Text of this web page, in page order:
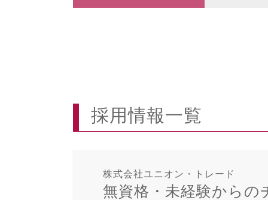
採用情報一覧
株式会社ユニオン・トレード
無資格・未経験からの